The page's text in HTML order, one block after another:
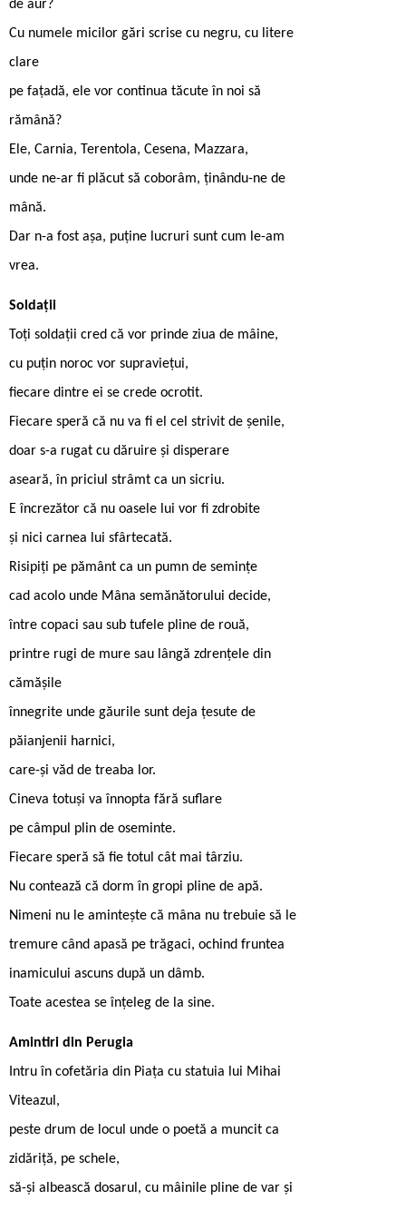
de aur?
Cu numele micilor gări scrise cu negru, cu litere
clare
pe fațadă, ele vor continua tăcute în noi să
rămână?
Ele, Carnia, Terentola, Cesena, Mazzara,
unde ne-ar fi plăcut să coborâm, ținându-ne de
mână.
Dar n-a fost așa, puține lucruri sunt cum le-am
vrea.
Soldații
Toți soldații cred că vor prinde ziua de mâine,
cu puțin noroc vor supraviețui,
fiecare dintre ei se crede ocrotit.
Fiecare speră că nu va fi el cel strivit de șenile,
doar s-a rugat cu dăruire și disperare
aseară, în priciul strâmt ca un sicriu.
E încrezător că nu oasele lui vor fi zdrobite
și nici carnea lui sfârtecată.
Risipiți pe pământ ca un pumn de semințe
cad acolo unde Mâna semănătorului decide,
între copaci sau sub tufele pline de rouă,
printre rugi de mure sau lângă zdrențele din
cămășile
înnegrite unde găurile sunt deja țesute de
păianjenii harnici,
care-și văd de treaba lor.
Cineva totuși va înnopta fără suflare
pe câmpul plin de oseminte.
Fiecare speră să fie totul cât mai târziu.
Nu contează că dorm în gropi pline de apă.
Nimeni nu le amintește că mâna nu trebuie să le
tremure când apasă pe trăgaci, ochind fruntea
inamicului ascuns după un dâmb.
Toate acestea se înțeleg de la sine.
Amintiri din Perugia
Intru în cofetăria din Piața cu statuia lui Mihai
Viteazul,
peste drum de locul unde o poetă a muncit ca
zidăriță, pe schele,
să-și albească dosarul, cu mâinile pline de var și